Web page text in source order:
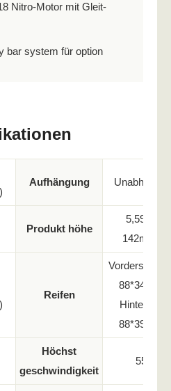
Nitro-Motor mit Gleit-
bar system für option
Aufhängung Unabhängig
Produkt höhe
5,59 ' (
142mm)
Reifen
Vorderseite:
88*34mm
Hinten: Φ
88*39mm
Höchst
geschwindigkeit
55